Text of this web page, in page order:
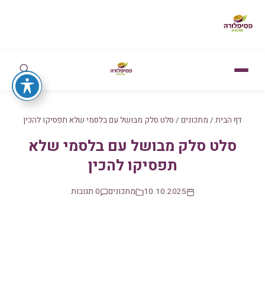
דף הבית / מתכונים / סלט סלק מבושל עם בלסמי שלא תפסיקו להכין
סלט סלק מבושל עם בלסמי שלא
תפסיקו להכין
10.10.2025 מתכונים 0 תגובות